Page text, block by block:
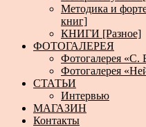
Методика и
книг]
КНИГИ [Разное]
ФОТОГАЛЕРЕЯ
Фотогалерея «С.
Фотогалерея
СТАТЬИ
Интервью
МАГАЗИН
Контакты